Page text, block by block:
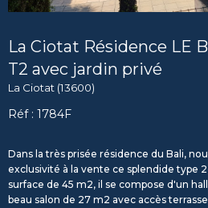
La Ciotat Résidence LE
T2 avec jardin privé
La Ciotat (13600)
Réf : 1784F
Dans la très prisée résidence du Bali,
exclusivité à la vente ce splendide type
surface de 45 m2, il se compose d'un
beau salon de 27 m2 avec accès